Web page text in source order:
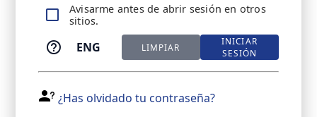
Avisarme antes de abrir sesión en otros
sitios.
ENG LIMPIAR
INICIAR
SESIÓN
¿Has olvidado tu contraseña?